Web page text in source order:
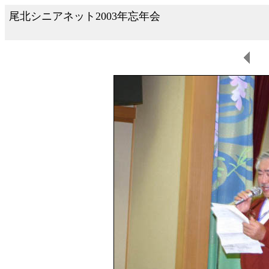
尾北シニアネット2003年忘年会